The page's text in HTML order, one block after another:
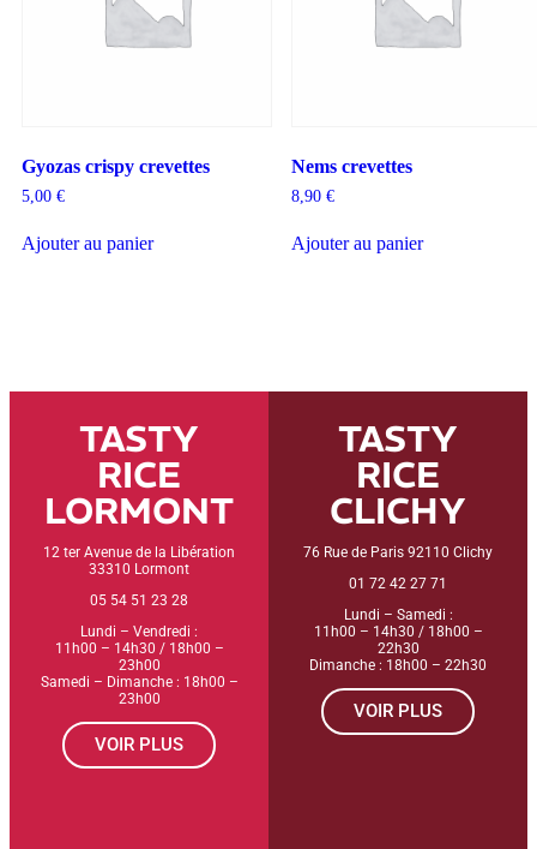
Gyozas crispy crevettes
5,00 €
Ajouter au panier
Nems crevettes
8,90 €
Ajouter au panier
TASTY
RICE
LORMONT
12 ter Avenue de la Libération
33310 Lormont
05 54 51 23 28
Lundi – Vendredi :
11h00 – 14h30 / 18h00 –
23h00
Samedi – Dimanche : 18h00 –
23h00
VOIR PLUS
TASTY
RICE
CLICHY
76 Rue de Paris 92110 Clichy
01 72 42 27 71
Lundi – Samedi :
11h00 – 14h30 / 18h00 –
22h30
Dimanche : 18h00 – 22h30
VOIR PLUS